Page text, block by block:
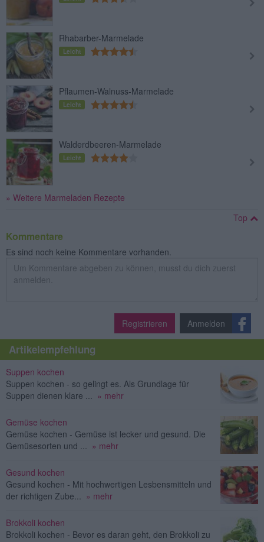
Rhabarber-Marmelade
Leicht
Pflaumen-Walnuss-Marmelade
Leicht
Walderdbeeren-Marmelade
Leicht
» Weitere Marmeladen Rezepte
Top
Kommentare
Es sind noch keine Kommentare vorhanden.
Registrieren Anmelden
Artikelempfehlung
Suppen kochen
Suppen kochen - so gelingt es. Als Grundlage für
Suppen dienen klare ...
» mehr
Gemüse kochen
Gemüse kochen - Gemüse ist lecker und gesund. Die
Gemüsesorten und ...
» mehr
Gesund kochen
Gesund kochen - Mit hochwertigen Lesbensmitteln und
der richtigen Zube...
» mehr
Brokkoli kochen
Brokkoli kochen - Bevor es daran geht, den Brokkoli zu